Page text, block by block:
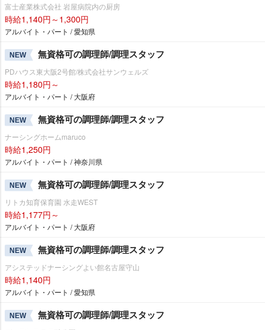
富士産業株式会社 岩屋病院内の厨房
時給1,140円～1,300円
アルバイト・パート / 愛知県
NEW 無資格可の調理師/調理スタッフ
PDハウス東大阪2号館/株式会社サンウェルズ
時給1,180円～
アルバイト・パート / 大阪府
NEW 無資格可の調理師/調理スタッフ
ナーシングホームmaruco
時給1,250円
アルバイト・パート / 神奈川県
NEW 無資格可の調理師/調理スタッフ
リトカ知育保育園 水走WEST
時給1,177円～
アルバイト・パート / 大阪府
NEW 無資格可の調理師/調理スタッフ
アシステッドナーシングよい館名古屋守山
時給1,140円
アルバイト・パート / 愛知県
NEW 無資格可の調理師/調理スタッフ